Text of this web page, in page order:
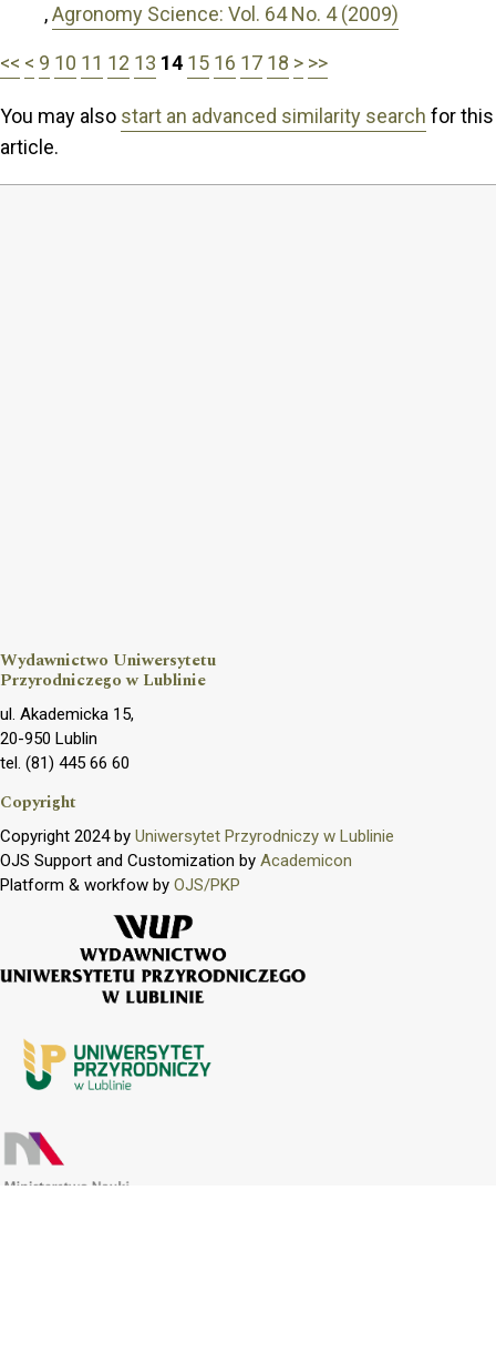
,Agronomy Science: Vol. 64 No. 4 (2009)
<< < 9 10 11 12 13 14 15 16 17 18 > >>
You may also start an advanced similarity search for this
article.
Wydawnictwo Uniwersytetu
Przyrodniczego w Lublinie
ul. Akademicka 15,
20-950 Lublin
tel. (81) 445 66 60
Copyright
Copyright 2024 by Uniwersytet Przyrodniczy w Lublinie
OJS Support and Customization by Academicon
Platform & workfow by OJS/PKP